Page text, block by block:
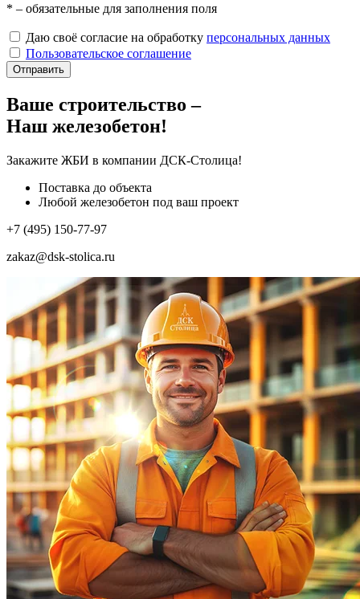
* – обязательные для заполнения поля
Даю своё согласие на обработку персональных данных
Пользовательское соглашение
Отправить
Ваше строительство –
Наш железобетон!
Закажите ЖБИ в компании ДСК-Столица!
Поставка до объекта
Любой железобетон под ваш проект
+7 (495) 150-77-97
zakaz@dsk-stolica.ru